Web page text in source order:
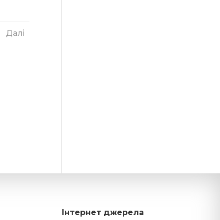
Далі
Інтернет джерела